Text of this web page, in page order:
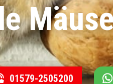
01579-2505200